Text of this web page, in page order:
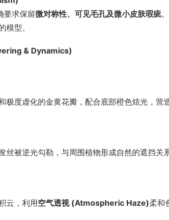
要求保留微对称性、可见毛孔及微小皮肤瑕疵
模型。
& Dynamics)
极度虚化的金黄花瓣，配合底部橙色炫光，营
丝被逆光勾勒，与周围植物形成自然的遮挡关系
云，利用空气透视 (Atmospheric Haze)柔和